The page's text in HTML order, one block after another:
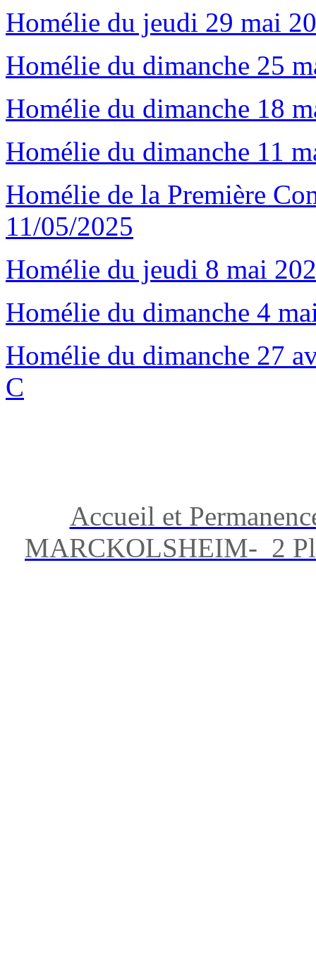
Homélie du jeudi 29 mai
Homélie du dimanche 25
Homélie du dimanche 18
Homélie du dimanche 11
Homélie de la Première
11/05/2025
Homélie du jeudi 8 mai
Homélie du dimanche 4
Homélie du dimanche 27
C
Accueil et
MARCKOLSHEIM- 2